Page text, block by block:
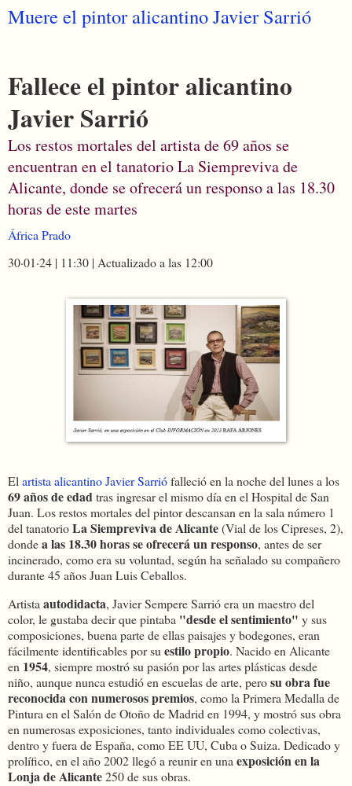
Muere el pintor alicantino Javier Sarrió
Fallece el pintor alicantino
Javier Sarrió
Los restos mortales del artista de 69 años se
encuentran en el tanatorio La Siempreviva de
Alicante, donde se ofrecerá un responso a las 18.30
horas de este martes
África Prado
30·01·24 | 11:30 | Actualizado a las 12:00
El artista alicantino Javier Sarriófalleció en la noche del lunes a los
69 años de edadtras ingresar el mismo día en el Hospital de San
Juan. Los restos mortales del pintor descansan en la sala número 1
del tanatorioLa Siempreviva de Alicante(Vial de los Cipreses, 2),
dondea las 18.30 horas se ofrecerá un responso, antes de ser
incinerado, como era su voluntad, según ha señalado su compañero
durante 45 años Juan Luis Ceballos.
Artista autodidacta, Javier Sempere Sarrió era un maestro del
color, le gustaba decir que pintaba "desde el sentimiento" y sus
composiciones, buena parte de ellas paisajes y bodegones, eran
fácilmente identificables por su estilo propio. Nacido en Alicante
en 1954, siempre mostró su pasión por las artes plásticas desde
niño, aunque nunca estudió en escuelas de arte, perosu obra fue
reconocida con numerosos premios, como la Primera Medalla de
Pintura en el Salón de Otoño de Madrid en 1994, y mostró sus obra
en numerosas exposiciones, tanto individuales como colectivas,
dentro y fuera de España, como EE UU, Cuba o Suiza. Dedicado y
prolífico, en el año 2002 llegó a reunir en una exposición en la
Lonja de Alicante250 de sus obras.